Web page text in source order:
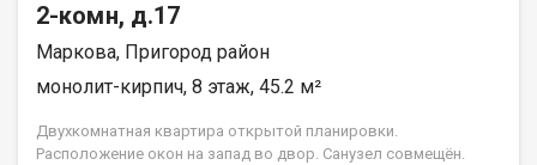
2-комн, д.17
Маркова, Пригород район
монолит-кирпич, 8 этаж, 45.2 м²
Двухкомнатная квартира открытой планировки.
Расположение окон на запад во двор. Санузел совмещён.